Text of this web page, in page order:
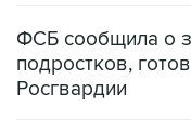
ФСБ сообщила о
подростков,
Росгвардии